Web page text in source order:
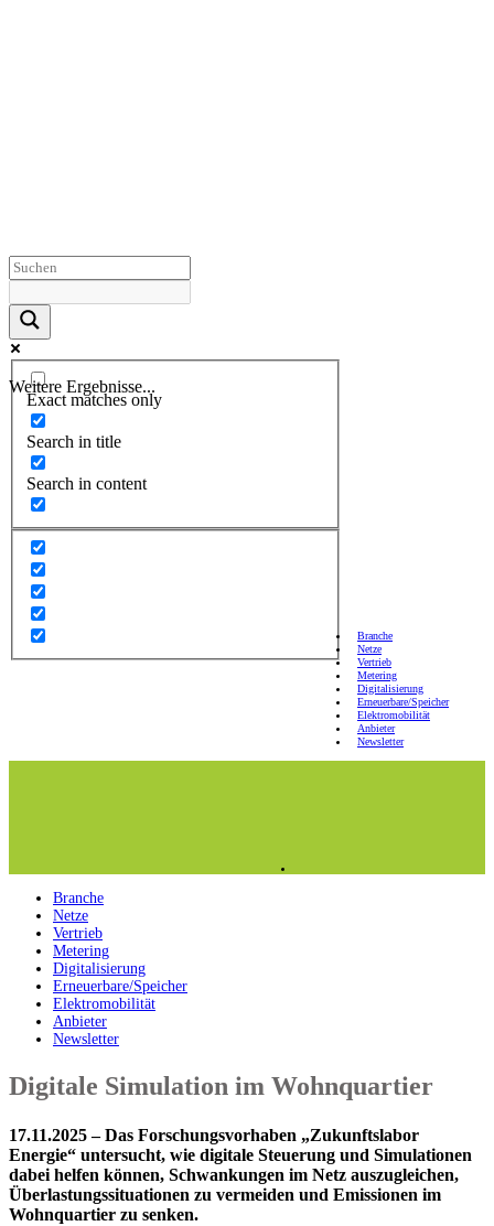
Weitere Ergebnisse...
Exact matches only
Search in title
Search in content
Branche
Netze
Vertrieb
Metering
Digitalisierung
Erneuerbare/Speicher
Elektromobilität
Anbieter
Newsletter
Branche
Netze
Vertrieb
Metering
Digitalisierung
Erneuerbare/Speicher
Elektromobilität
Anbieter
Newsletter
Digitale Simulation im Wohnquartier
17.11.2025 – Das Forschungsvorhaben „Zukunftslabor
Energie“ untersucht, wie digitale Steuerung und Simulationen
dabei helfen können, Schwankungen im Netz auszugleichen,
Überlastungssituationen zu vermeiden und Emissionen im
Wohnquartier zu senken.